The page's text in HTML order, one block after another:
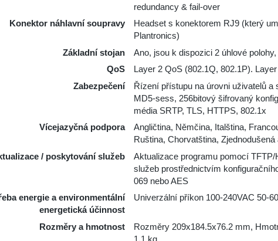
redundancy & fail-over
Konektor náhlavní soupravy
Headset s konektorem RJ9 (který
Plantronics)
Základní stojan
Ano, jsou k dispozici 2 úhlové
QoS
Layer 2 QoS (802.1Q, 802.1P).
Zabezpečení
Řízení přístupu na úrovni uživatelů
MD5-sess, 256bitový šifrovaný
média SRTP, TLS, HTTPS, 802.1x
Vícejazyčná podpora
Angličtina, Němčina, Italština,
Ruština, Chorvatština, Zjednodušená
/ poskytování služeb
Aktualizace programu pomocí
služeb prostřednictvím
069 nebo AES
energie a environmentální
energetická účinnost
Univerzální příkon 100-240VAC 50-
Rozměry a hmotnost
Rozměry 209x184.5x76.2 mm,
1.1 kg